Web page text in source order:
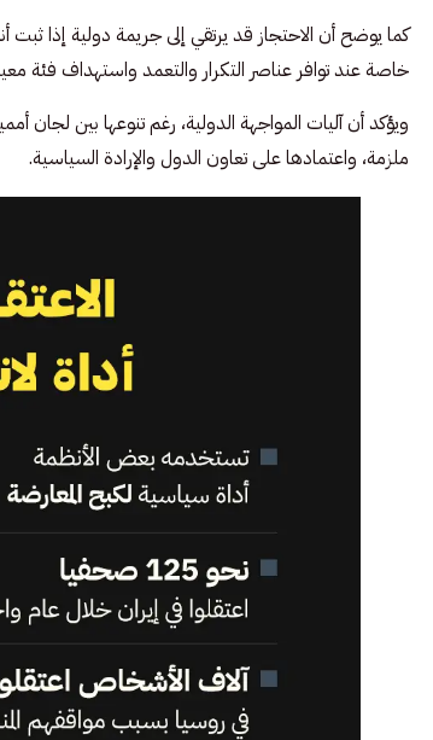
كما يوضح أن الاحتجاز قد يرتقي إلى جريمة دولية إذا
خاصة عند توافر عناصر التكرار والتعمد واستهداف فئة
ويؤكد أن آليات المواجهة الدولية، رغم تنوعها بين
ملزمة، واعتمادها على تعاون الدول والإرادة السياسية.